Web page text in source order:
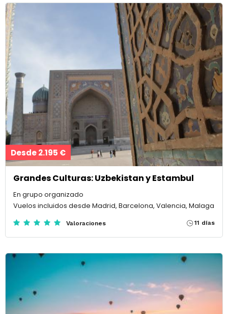
Desde 2.195 €
Grandes Culturas: Uzbekistan y Estambul
En grupo organizado
Vuelos incluidos desde Madrid, Barcelona, Valencia, Malaga
Valoraciones 11 días